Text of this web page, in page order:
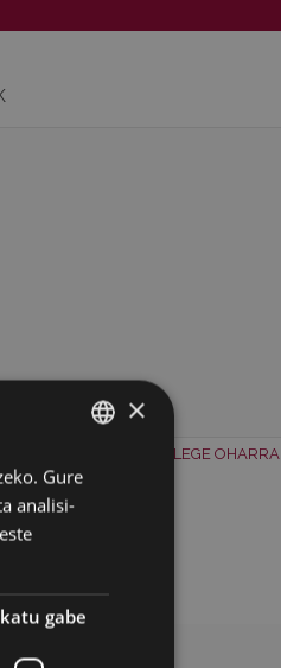
LEGE OHARRA
BASQUE
SPANISH
×
Gure
analisi-
gabe